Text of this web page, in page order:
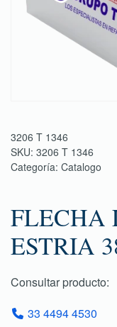
3206 T 1346
SKU: 3206 T 1346
Categoría: Catalogo
FLECHA
ESTRIA
Consultar producto:
33 4494 4530